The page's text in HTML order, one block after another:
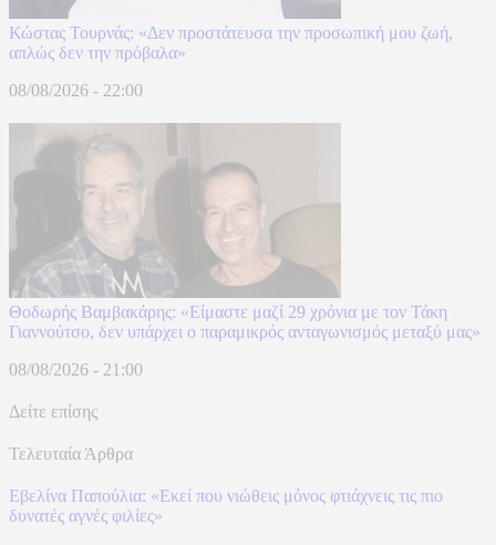
Κώστας Τουρνάς: «Δεν προστάτευσα την προσωπική μου ζωή,
απλώς δεν την πρόβαλα»
08/08/2026 - 22:00
Θοδωρής Βαμβακάρης: «Είμαστε μαζί 29 χρόνια με τον Τάκη
Γιαννούτσο, δεν υπάρχει ο παραμικρός ανταγωνισμός μεταξύ μας»
08/08/2026 - 21:00
Δείτε επίσης
Τελευταία Άρθρα
Εβελίνα Παπούλια: «Εκεί που νιώθεις μόνος φτιάχνεις τις πιο
δυνατές αγνές φιλίες»